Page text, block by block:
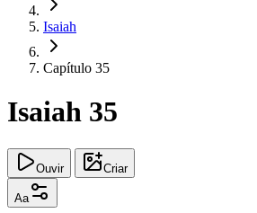
Isaiah
Capítulo 35
Isaiah 35
Ouvir Criar
Aa